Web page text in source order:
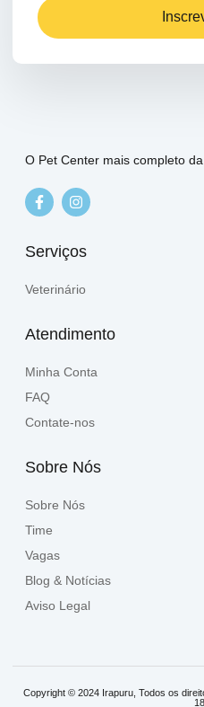
O Pet Center mais completo da
Serviços
Veterinário
Atendimento
Minha Conta
FAQ
Contate-nos
Sobre Nós
Sobre Nós
Time
Vagas
Blog & Notícias
Aviso Legal
Copyright © 2024 Irapuru, Todos os
18.